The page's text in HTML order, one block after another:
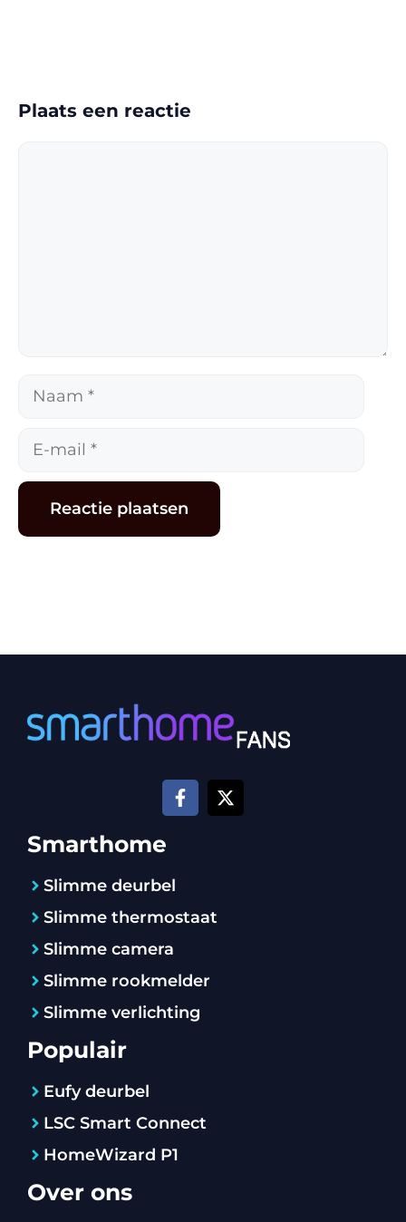
Plaats een reactie
Naam
Smarthome
Slimme deurbel
Slimme thermostaat
Slimme camera
Slimme rookmelder
Slimme verlichting
Populair
Eufy deurbel
LSC Smart Connect
HomeWizard P1
Over ons